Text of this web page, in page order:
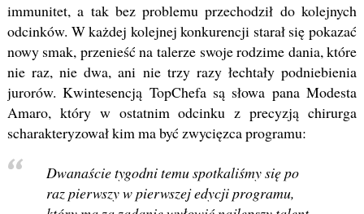
immunitet, a tak bez problemu przechodził do kolejnych
odcinków. W każdej kolejnej konkurencji starał się pokazać
nowy smak, przenieść na talerze swoje rodzime dania, które
nie raz, nie dwa, ani nie trzy razy łechtały podniebienia
jurorów. Kwintesencją TopChefa są słowa pana Modesta
Amaro, który w ostatnim odcinku z precyzją chirurga
scharakteryzował kim ma być zwycięzca programu:
Dwanaście tygodni temu spotkaliśmy się po
raz pierwszy w pierwszej edycji programu,